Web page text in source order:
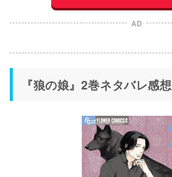
AD
『狼の娘』2巻ネタバレ感想